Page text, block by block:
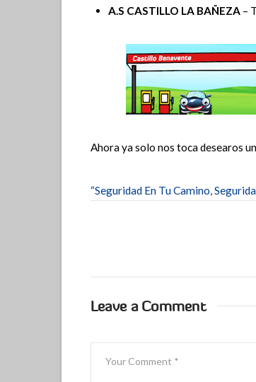
A.S CASTILLO LA BAÑEZA –
Ahora ya solo nos toca desearos
“Seguridad En Tu Camino,
Leave a Comment